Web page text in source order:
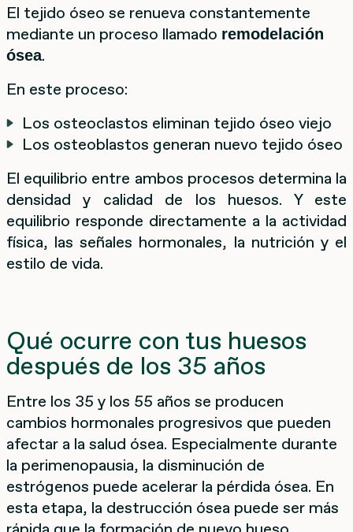
El tejido óseo se renueva constantemente
mediante un proceso llamado remodelación
ósea.
En este proceso:
Los osteoclastos eliminan tejido óseo viejo
Los osteoblastos generan nuevo tejido óseo
El equilibrio entre ambos procesos determina la
densidad y calidad de los huesos. Y este
equilibrio responde directamente a la actividad
física, las señales hormonales, la nutrición y el
estilo de vida.
Qué ocurre con tus huesos
después de los 35 años
Entre los 35 y los 55 años se producen
cambios hormonales progresivos que pueden
afectar a la salud ósea. Especialmente durante
la perimenopausia, la disminución de
estrógenos puede acelerar la pérdida ósea. En
esta etapa, la destrucción ósea puede ser más